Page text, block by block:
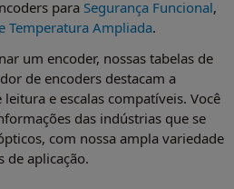
para Segurança Funcional,
Temperatura Ampliada.
um encoder, nossas tabelas de
de encoders destacam a
e escalas compatíveis. Você
das indústrias que se
com nossa ampla variedade
de aplicação.